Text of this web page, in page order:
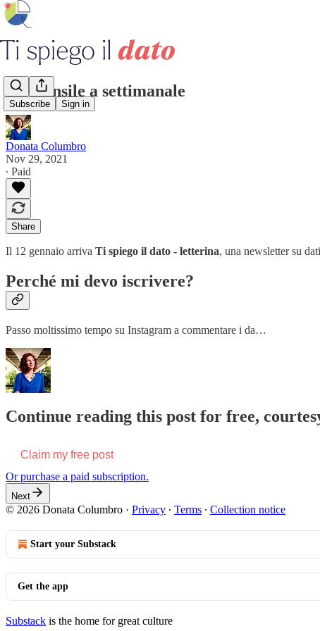
Subscribe Sign in
Da mensile a settimanale
Donata Columbro
Nov 29, 2021
∙ Paid
Share
Il 12 gennaio arriva Ti spiego il dato - letterina, una newsletter su
Perché mi devo iscrivere?
Passo moltissimo tempo su Instagram a commentare i da…
Continue reading this post for free,
Claim my free post
Or purchase a paid subscription.
Next
© 2026 Donata Columbro · Privacy ∙ Terms ∙ Collection notice
Start your Substack
Get the app
Substack is the home for great culture